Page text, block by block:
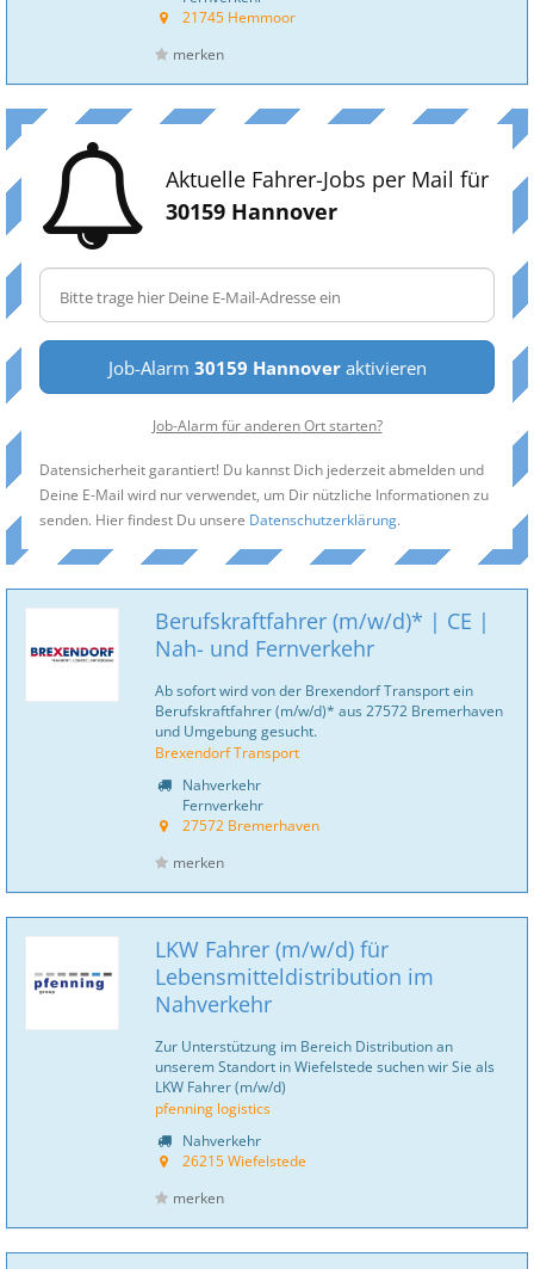
21745 Hemmoor
merken
Aktuelle Fahrer-Jobs per Mail für
30159 Hannover
Job-Alarm 30159 Hannoveraktivieren
Job-Alarm für anderen Ort starten?
Datensicherheit garantiert! Du kannst Dich jederzeit abmelden und
Deine E-Mail wird nur verwendet, um Dir nützliche Informationen zu
senden. Hier findest Du unsere Datenschutzerklärung.
Berufskraftfahrer (m/w/d)* | CE |
Nah- und Fernverkehr
Ab sofort wird von der Brexendorf Transport ein
Berufskraftfahrer (m/w/d)* aus 27572 Bremerhaven
und Umgebung gesucht.
Brexendorf Transport
Nahverkehr
Fernverkehr
27572 Bremerhaven
merken
LKW Fahrer (m/w/d) für
Lebensmitteldistribution im
Nahverkehr
Zur Unterstützung im Bereich Distribution an
unserem Standort in Wiefelstede suchen wir Sie als
LKW Fahrer (m/w/d)
pfenning logistics
Nahverkehr
26215 Wiefelstede
merken